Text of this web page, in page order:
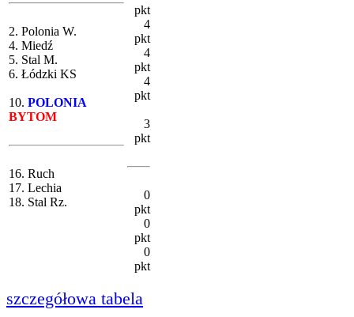
2. Polonia W.
4. Miedź
5. Stal M.
6. Łódzki KS
10. POLONIA
BYTOM
16. Ruch
17. Lechia
18. Stal Rz.
pkt
4
pkt
4
pkt
4
pkt
3
pkt
0
pkt
0
pkt
0
pkt
szczegółowa tabela